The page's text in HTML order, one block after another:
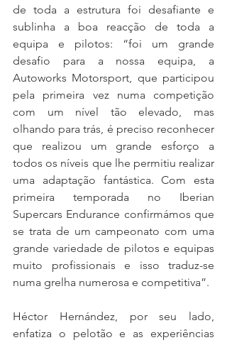
de toda a estrutura foi desafiante e
sublinha a boa reacção de toda a
equipa e pilotos: “foi um grande
desafio para a nossa equipa, a
Autoworks Motorsport, que participou
pela primeira vez numa competição
com um nível tão elevado, mas
olhando para trás, é preciso reconhecer
que realizou um grande esforço a
todos os níveis que lhe permitiu realizar
uma adaptação fantástica. Com esta
primeira temporada no Iberian
Supercars Endurance confirmámos que
se trata de um campeonato com uma
grande variedade de pilotos e equipas
muito profissionais e isso traduz-se
numa grelha numerosa e competitiva”.
Héctor Hernández, por seu lado,
enfatiza o pelotão e as experiências